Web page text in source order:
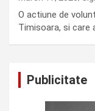
O actiune de
Timisoara, si care
Publicitate